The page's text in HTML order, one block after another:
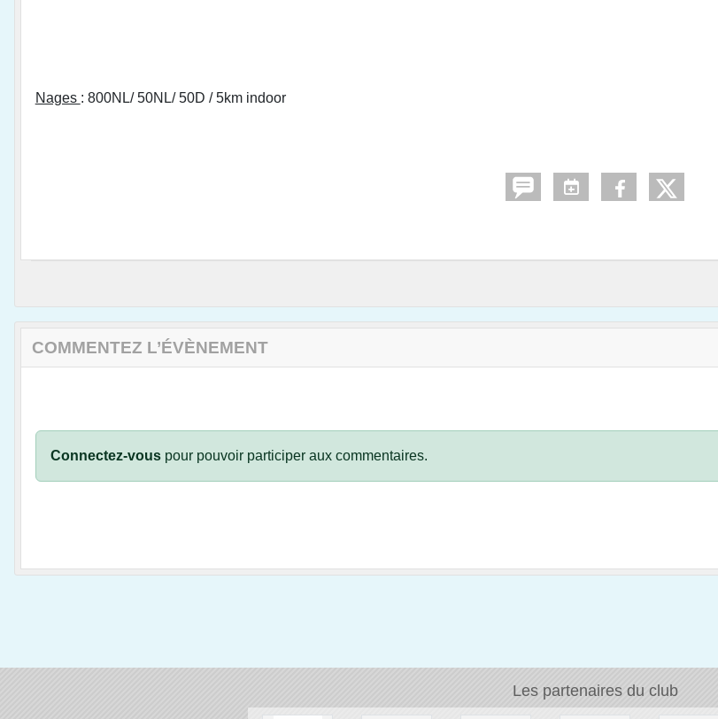
Nages : 800NL/ 50NL/ 50D / 5km indoor
COMMENTEZ L’ÉVÈNEMENT
Connectez-vous pour pouvoir participer aux commentaires.
Les partenaires du club